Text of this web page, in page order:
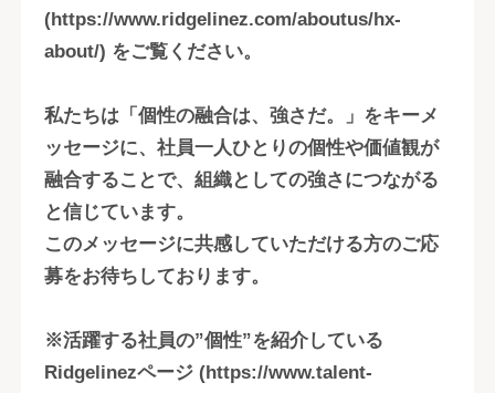
(https://www.ridgelinez.com/aboutus/hx-
about/) をご覧ください。
私たちは「個性の融合は、強さだ。」をキーメ
ッセージに、社員一人ひとりの個性や価値観が
融合することで、組織としての強さにつながる
と信じています。
このメッセージに共感していただける方のご応
募をお待ちしております。
※活躍する社員の”個性”を紹介している
Ridgelinezページ (https://www.talent-